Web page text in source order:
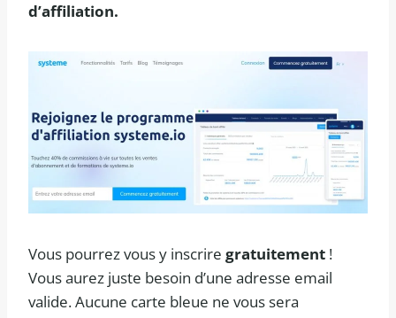
d’affiliation.
Vous pourrez vous y inscrire gratuitement !
Vous aurez juste besoin d’une adresse email
valide. Aucune carte bleue ne vous sera